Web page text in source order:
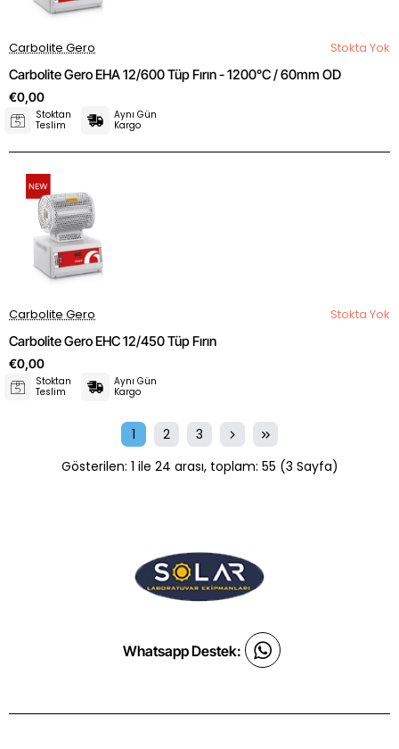
Carbolite Gero
Stokta Yok
Carbolite Gero EHA 12/600 Tüp Fırın - 1200°C / 60mm OD
€0,00
Stoktan
Teslim
Aynı Gün
Kargo
Carbolite Gero
Stokta Yok
Carbolite Gero EHC 12/450 Tüp Fırın
€0,00
Stoktan
Teslim
Aynı Gün
Kargo
1 2
3
Gösterilen: 1 ile 24 arası, toplam: 55 (3 Sayfa)
Whatsapp Destek: